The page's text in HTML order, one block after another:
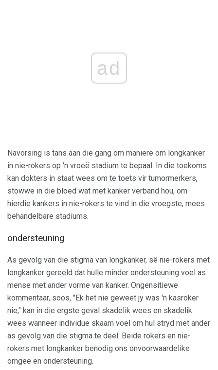
ad
Navorsing is tans aan die gang om maniere om longkanker
in nie-rokers op 'n vroeë stadium te bepaal. In die toekoms
kan dokters in staat wees om te toets vir tumormerkers,
stowwe in die bloed wat met kanker verband hou, om
hierdie kankers in nie-rokers te vind in die vroegste, mees
behandelbare stadiums.
ondersteuning
As gevolg van die stigma van longkanker, sê nie-rokers met
longkanker gereeld dat hulle minder ondersteuning voel as
mense met ander vorme van kanker. Ongensitiewe
kommentaar, soos, "Ek het nie geweet jy was 'n kasroker
nie," kan in die ergste geval skadelik wees en skadelik
wees wanneer individue skaam voel om hul stryd met ander
as gevolg van die stigma te deel. Beide rokers en nie-
rokers met longkanker benodig ons onvoorwaardelike
omgee en ondersteuning.